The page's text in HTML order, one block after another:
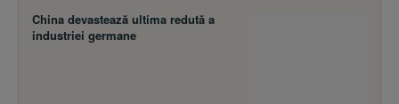
China devastează ultima redută a
industriei germane